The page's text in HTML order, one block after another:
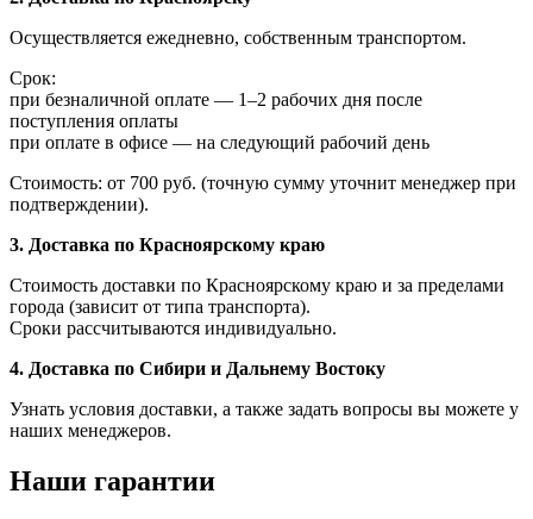
Осуществляется ежедневно, собственным транспортом.
Срок:
при безналичной оплате — 1–2 рабочих дня после
поступления оплаты
при оплате в офисе — на следующий рабочий день
Стоимость: от 700 руб. (точную сумму уточнит менеджер при
подтверждении).
3. Доставка по Красноярскому краю
Стоимость доставки по Красноярскому краю и за пределами
города (зависит от типа транспорта).
Сроки рассчитываются индивидуально.
4. Доставка по Сибири и Дальнему Востоку
Узнать условия доставки, а также задать вопросы вы можете у
наших менеджеров.
Наши гарантии